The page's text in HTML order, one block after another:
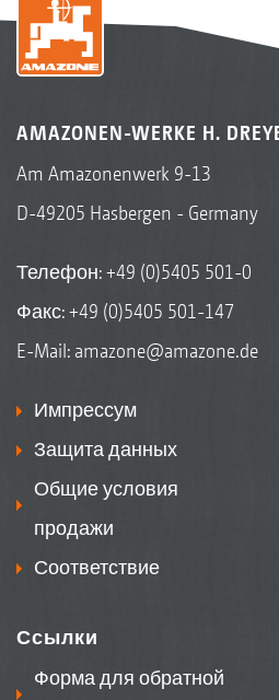
AMAZONEN-WERKE H.
Am Amazonenwerk 9-13
D-49205 Hasbergen - Germany
Телефон:+49 (0)5405 501-0
Факс: +49 (0)5405 501-147
E-Mail: amazone@amazone.de
Импрессум
Защита данных
Общие условия
продажи
Соответствие
Ссылки
Форма для обратной